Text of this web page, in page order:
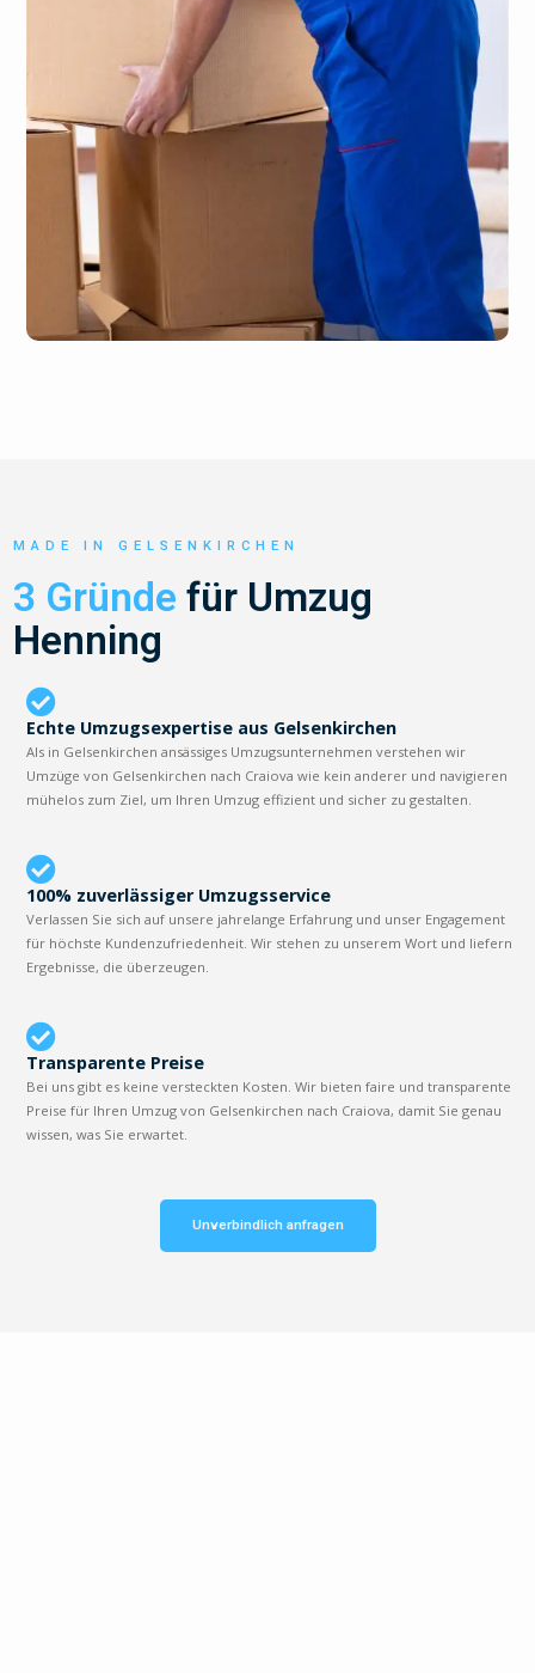
MADE IN GELSENKIRCHEN
3 Gründe für Umzug
Henning
Echte Umzugsexpertise aus Gelsenkirchen
Als in Gelsenkirchen ansässiges Umzugsunternehmen verstehen wir
Umzüge von Gelsenkirchen nach Craiova wie kein anderer und navigieren
mühelos zum Ziel, um Ihren Umzug effizient und sicher zu gestalten.
100% zuverlässiger Umzugsservice
Verlassen Sie sich auf unsere jahrelange Erfahrung und unser Engagement
für höchste Kundenzufriedenheit. Wir stehen zu unserem Wort und liefern
Ergebnisse, die überzeugen.
Transparente Preise
Bei uns gibt es keine versteckten Kosten. Wir bieten faire und transparente
Preise für Ihren Umzug von Gelsenkirchen nach Craiova, damit Sie genau
wissen, was Sie erwartet.
Unverbindlich anfragen